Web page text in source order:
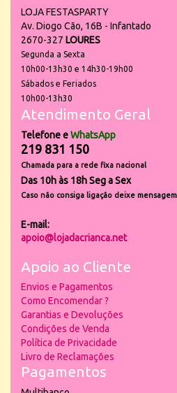
LOJA FESTASPARTY
Av. Diogo Cão, 16B - Infantado
2670-327 LOURES
Segunda a Sexta
10h00-13h30 e 14h30-19h00
Sábados e Feriados
10h00-13h30
Atendimento Geral
Telefone eWhatsApp
219 831 150
Chamada para a rede fixa nacional
Das 10h às 18h Seg a Sex
Caso não consiga ligação deixe
E-mail:
apoio@lojadacrianca.net
Apoio ao Cliente
Envios e Pagamentos
Como Encomendar ?
Garantias e Devoluções
Condições de Venda
Política de Privacidade
Livro de Reclamações
Pagamentos